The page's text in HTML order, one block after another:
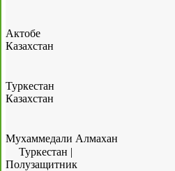
Актобе
Казахстан
Туркестан
Казахстан
Мухаммедали Алмахан
Туркестан |
Полузащитник